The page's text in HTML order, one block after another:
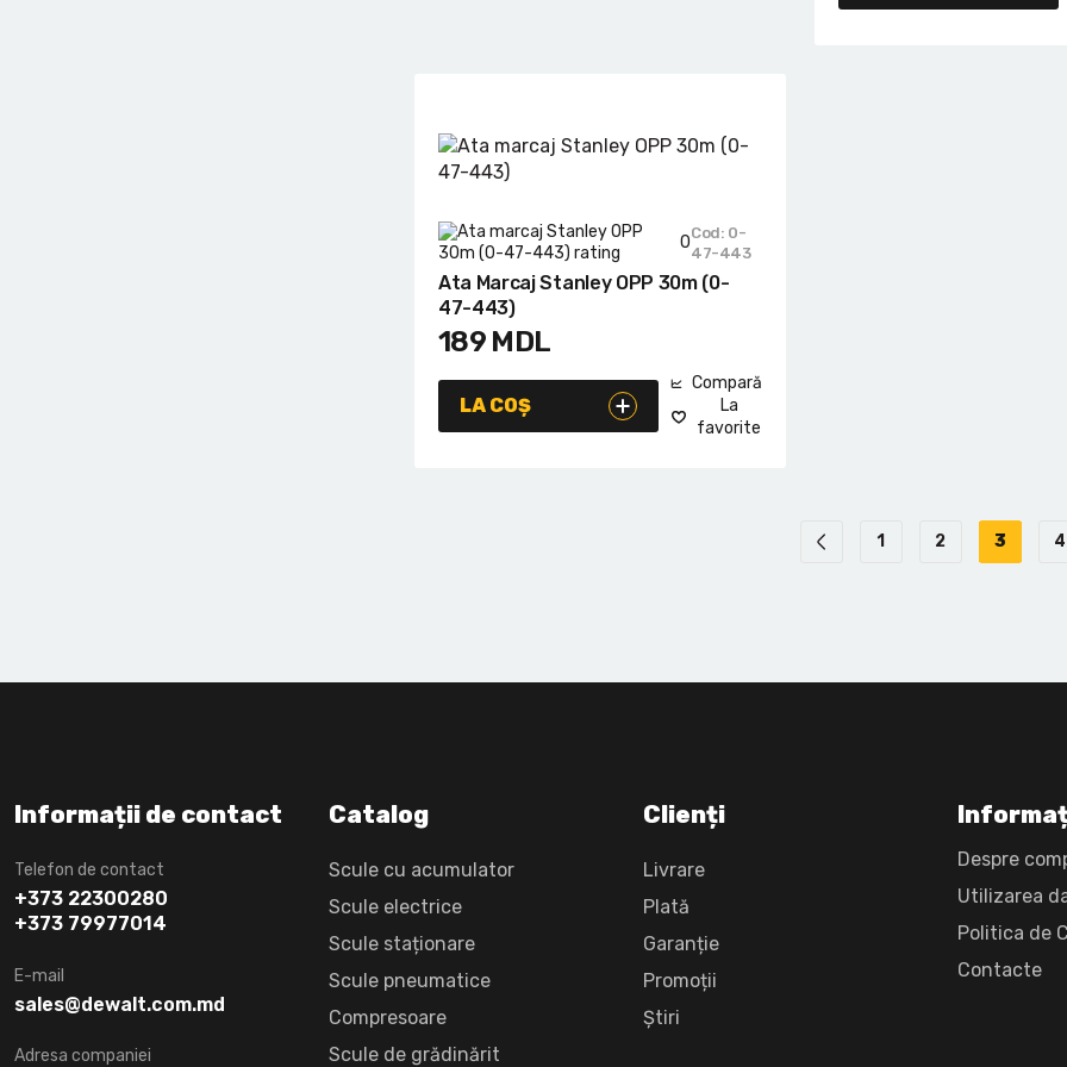
0Cod: 0-
47-443
Ata Marcaj Stanley OPP 30m (0-
47-443)
189 MDL
LA COȘ
Compară
La
favorite
1 2 3 4
Informații de contact
Telefon de contact
+373 22300280
+373 79977014
E-mail
sales@dewalt.com.md
Adresa companiei
Catalog
Scule cu acumulator
Scule electrice
Scule staționare
Scule pneumatice
Compresoare
Scule de grădinărit
Clienți
Livrare
Plată
Garanție
Promoții
Știri
Despre
Utilizarea
Politica de
Сontacte